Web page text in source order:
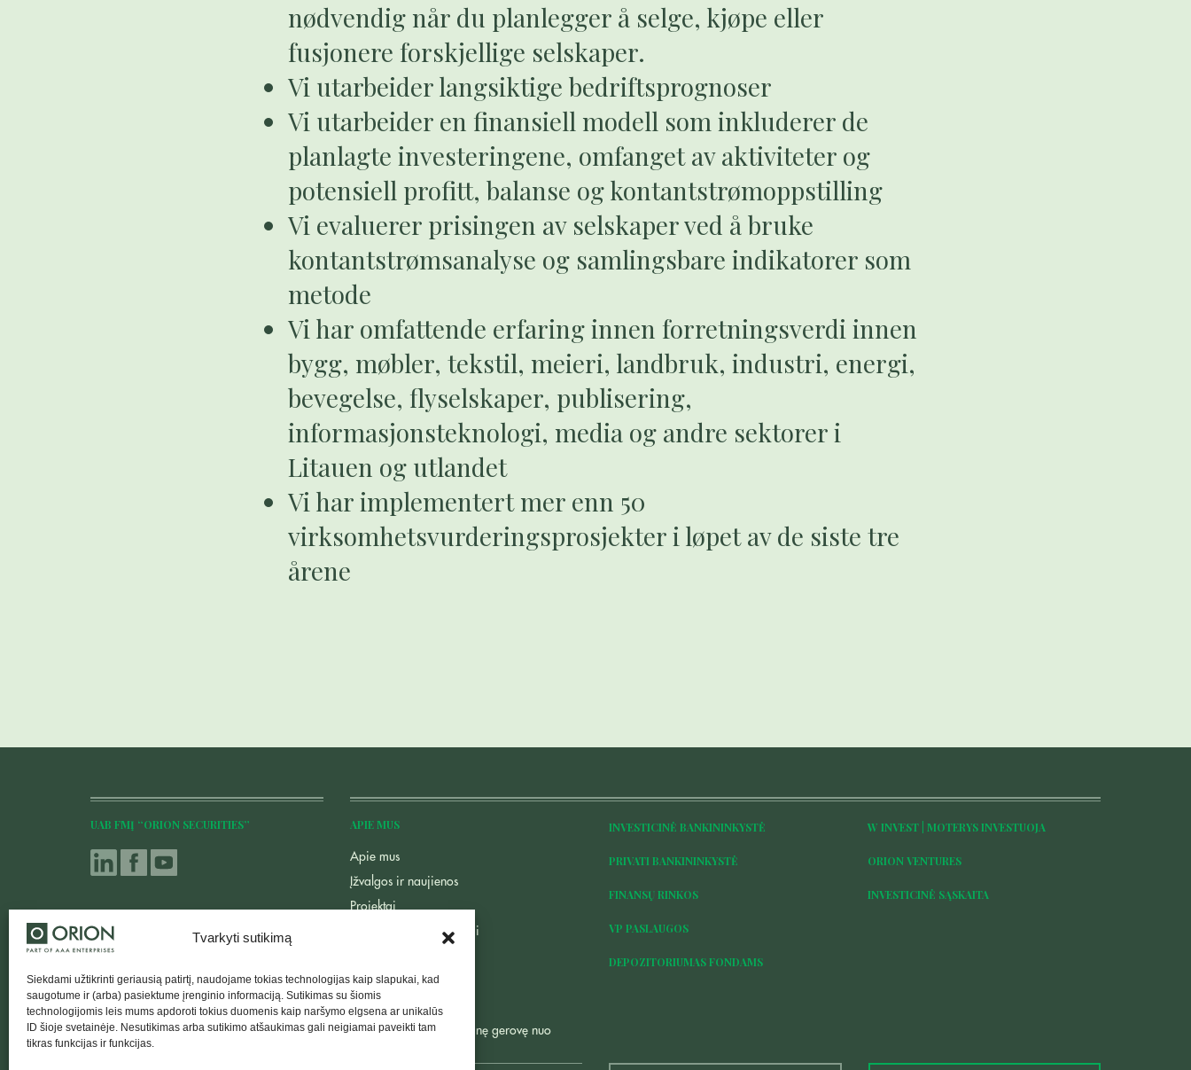
Tvarkyti sutikimą
Siekdami užtikrinti geriausią patirtį, naudojame tokias technologijas kaip slapukai, kad
saugotume ir (arba) pasiektume įrenginio informaciją. Sutikimas su šiomis
technologijomis leis mums apdoroti tokius duomenis kaip naršymo elgsena ar unikalūs
ID šioje svetainėje. Nesutikimas arba sutikimo atšaukimas gali neigiamai paveikti tam
tikras funkcijas ir funkcijas.
nødvendig når du planlegger å selge, kjøpe eller
fusjonere forskjellige selskaper.
Vi utarbeider langsiktige bedriftsprognoser
Vi utarbeider en finansiell modell som inkluderer de
planlagte investeringene, omfanget av aktiviteter og
potensiell profitt, balanse og kontantstrømoppstilling
Vi evaluerer prisingen av selskaper ved å bruke
kontantstrømsanalyse og samlingsbare indikatorer som
metode
Vi har omfattende erfaring innen forretningsverdi innen
bygg, møbler, tekstil, meieri, landbruk, industri, energi,
bevegelse, flyselskaper, publisering,
informasjonsteknologi, media og andre sektorer i
Litauen og utlandet
Vi har implementert mer enn 50
virksomhetsvurderingsprosjekter i løpet av de siste tre
årene
UAB FMĮ “ORION SECURITIES” APIE MUS
Apie mus
Įžvalgos ir naujienos
Projektai
Ataskaitos ir dokumentai
Kontaktai
Prenumeruoti naujienas
Orion | kuriame finansinę gerovę nuo
INVESTICINĖ BANKININKYSTĖ
PRIVATI BANKININKYSTĖ
FINANSŲ RINKOS
VP PASLAUGOS
DEPOZITORIUMAS FONDAMS
W INVEST | MOTERYS INVESTUOJA
ORION VENTURES
INVESTICINĖ SĄSKAITA